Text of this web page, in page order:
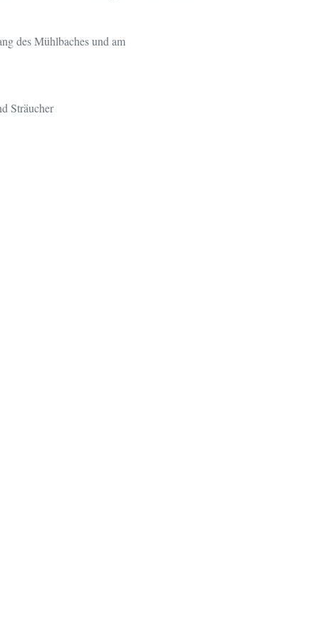
des Mühlbaches und am